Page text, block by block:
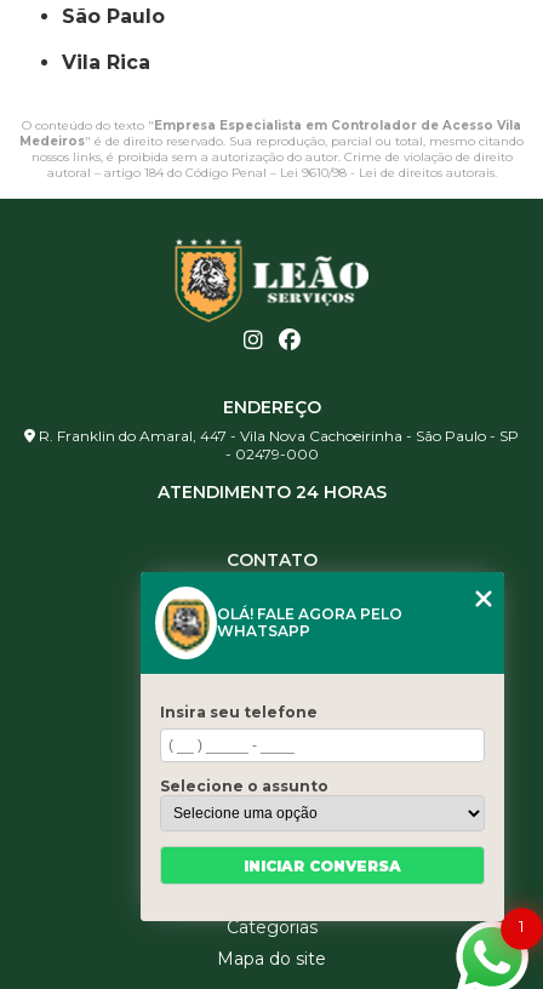
São Paulo
Vila Rica
O conteúdo do texto " Empresa Especialista em Controlador de Acesso Vila
Medeiros" é de direito reservado. Sua reprodução, parcial ou total, mesmo citando
nossos links, é proibida sem a autorização do autor. Crime de violação de direito
autoral – artigo 184 do Código Penal – Lei 9610/98 - Lei de direitos autorais.
ENDEREÇO
R. Franklin do Amaral, 447 - Vila Nova Cachoeirinha - São Paulo - SP
- 02479-000
ATENDIMENTO 24 HORAS
CONTATO
(11) 3461-5871
contato@leaoservicos.com.br
Home
Quem somos
Serviços
Blog
Categorias
Mapa do site
1
OLÁ! FALE AGORA PELO
WHATSAPP
Insira seu telefone
Selecione o assunto
INICIAR CONVERSA